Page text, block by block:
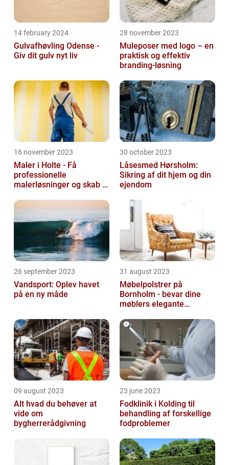
14 february 2024
Gulvafhøvling Odense -
Giv dit gulv nyt liv
28 november 2023
Muleposer med logo – en
praktisk og effektiv
branding-løsning
16 november 2023
Maler i Holte - Få
professionelle
malerløsninger og skab et
30 october 2023
Låsesmed Hørsholm:
Sikring af dit hjem og din
ejendom
26 september 2023
Vandsport: Oplev havet
på en ny måde
31 august 2023
Møbelpolstrer på
Bornholm - bevar dine
møblers elegante
09 august 2023
Alt hvad du behøver at
vide om
bygherrerådgivning
23 june 2023
Fodklinik i Kolding til
behandling af forskellige
fodproblemer